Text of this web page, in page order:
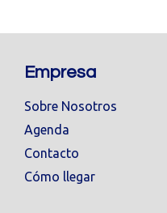
Empresa
Sobre Nosotros
Agenda
Contacto
Cómo llegar